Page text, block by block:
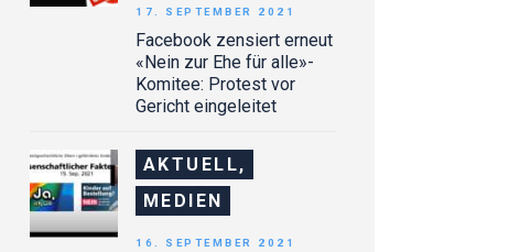
Facebook zensiert erneut
«Nein zur Ehe für alle»-
Komitee: Protest vor
Gericht eingeleitet
17. SEPTEMBER 2021
AKTUELL,
MEDIEN
16. SEPTEMBER 2021